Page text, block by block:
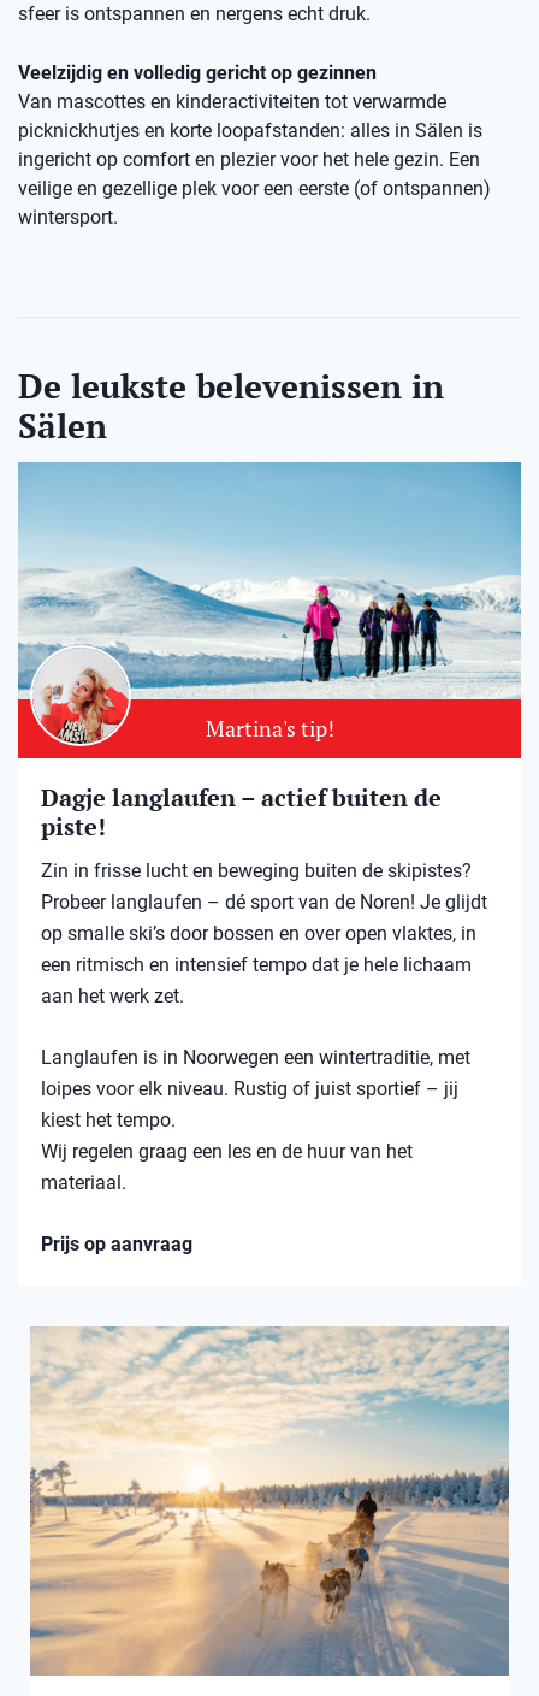
sfeer is ontspannen en nergens echt druk.
Veelzijdig en volledig gericht op gezinnen
Van mascottes en kinderactiviteiten tot verwarmde
picknickhutjes en korte loopafstanden: alles in Sälen is
ingericht op comfort en plezier voor het hele gezin. Een
veilige en gezellige plek voor een eerste (of ontspannen)
wintersport.
De leukste belevenissen in
Sälen
Martina's tip!
Dagje langlaufen – actief buiten de
piste!
Zin in frisse lucht en beweging buiten de skipistes?
Probeer langlaufen – dé sport van de Noren! Je glijdt
op smalle ski’s door bossen en over open vlaktes, in
een ritmisch en intensief tempo dat je hele lichaam
aan het werk zet.
Langlaufen is in Noorwegen een wintertraditie, met
loipes voor elk niveau. Rustig of juist sportief – jij
kiest het tempo.
Wij regelen graag een les en de huur van het
materiaal.
Prijs op aanvraag